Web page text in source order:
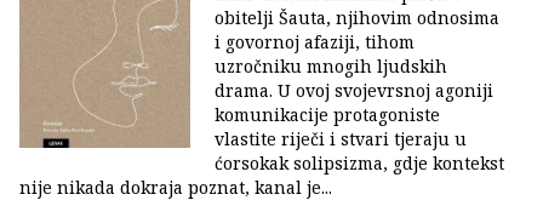
obitelji Šauta, njihovim odnosima
i govornoj afaziji, tihom
uzročniku mnogih ljudskih
drama. U ovoj svojevrsnoj agoniji
komunikacije protagoniste
vlastite riječi i stvari tjeraju u
ćorsokak solipsizma, gdje kontekst
nije nikada dokraja poznat, kanal je...